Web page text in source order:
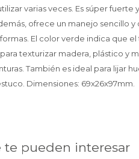
varias veces. Es súper fuerte
ofrece un manejo sencillo
El color verde indica que
texturizar madera, plástico y
También es ideal para lijar
Dimensiones: 69x26x97mm.
te pueden interesar